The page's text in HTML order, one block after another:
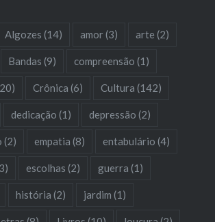
Algozes (14) amor(3) arte (2)
Bandas (9) compreensão (1)
Crônica (6) Cultura (142)
dedicação (1) depressão (2)
(2) empatia (8) entabulário (4)
escolhas (2) guerra (1)
história (2) jardim (1)